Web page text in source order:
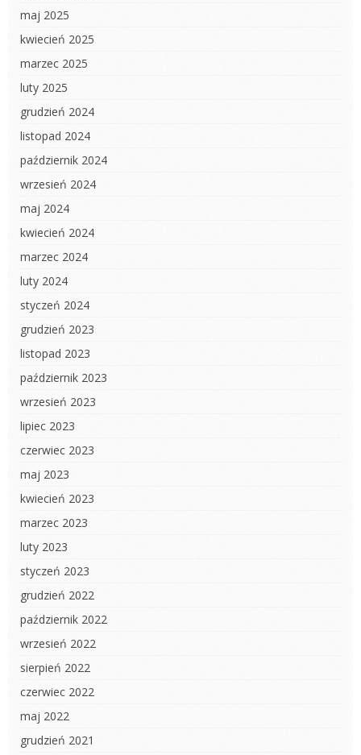
maj 2025
kwiecień 2025
marzec 2025
luty 2025
grudzień 2024
listopad 2024
październik 2024
wrzesień 2024
maj 2024
kwiecień 2024
marzec 2024
luty 2024
styczeń 2024
grudzień 2023
listopad 2023
październik 2023
wrzesień 2023
lipiec 2023
czerwiec 2023
maj 2023
kwiecień 2023
marzec 2023
luty 2023
styczeń 2023
grudzień 2022
październik 2022
wrzesień 2022
sierpień 2022
czerwiec 2022
maj 2022
grudzień 2021